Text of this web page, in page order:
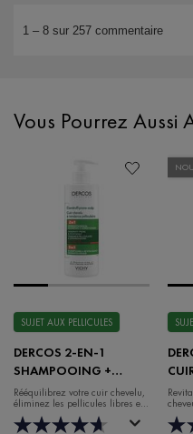
Vous Pourrez Aussi
SUJET AUX PELLICULES
DERCOS 2-EN-1
SHAMPOOING +
REVITALISANT
Rééquilibrez votre cuir chevelu,
éliminez les pellicules libres et
hydratez vos cheveux.